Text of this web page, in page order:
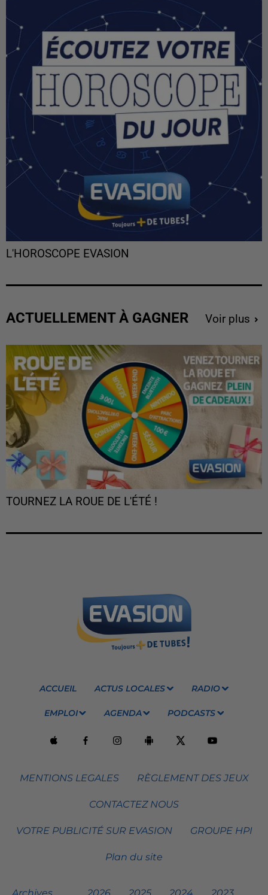
L'HOROSCOPE EVASION
ACTUELLEMENT À GAGNER Voir plus
TOURNEZ LA ROUE DE L'ÉTÉ !
ACCUEIL ACTUS LOCALES RADIO
EMPLOI AGENDA PODCASTS
MENTIONS LEGALES RÈGLEMENT DES JEUX
CONTACTEZ NOUS
VOTRE PUBLICITÉ SUR EVASION GROUPE HPI
Plan du site